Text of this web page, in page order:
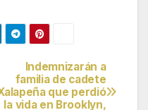
Indemnizarán a
familia de cadete
que perdió
la vida en Brooklyn,